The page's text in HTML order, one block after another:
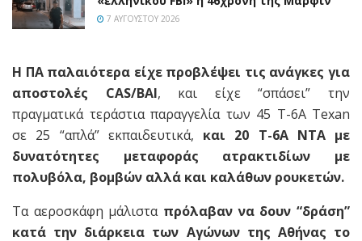
7 ΑΥΓΟΎΣΤΟΥ 2026
H ΠΑ παλαιότερα είχε προβλέψει τις ανάγκες για
αποστολές CAS/BAI, και είχε “σπάσει” την
πραγματικά τεράστια παραγγελία των 45 Τ-6Α Texan
σε 25 “απλά” εκπαιδευτικά, και 20 Τ-6Α ΝΤΑ με
δυνατότητες μεταφοράς ατρακτιδίων με
πολυβόλα, βομβών αλλά και καλάθων ρουκετών.
Τα αεροσκάφη μάλιστα πρόλαβαν να δουν “δράση”
κατά την διάρκεια των Αγώνων της Αθήνας το